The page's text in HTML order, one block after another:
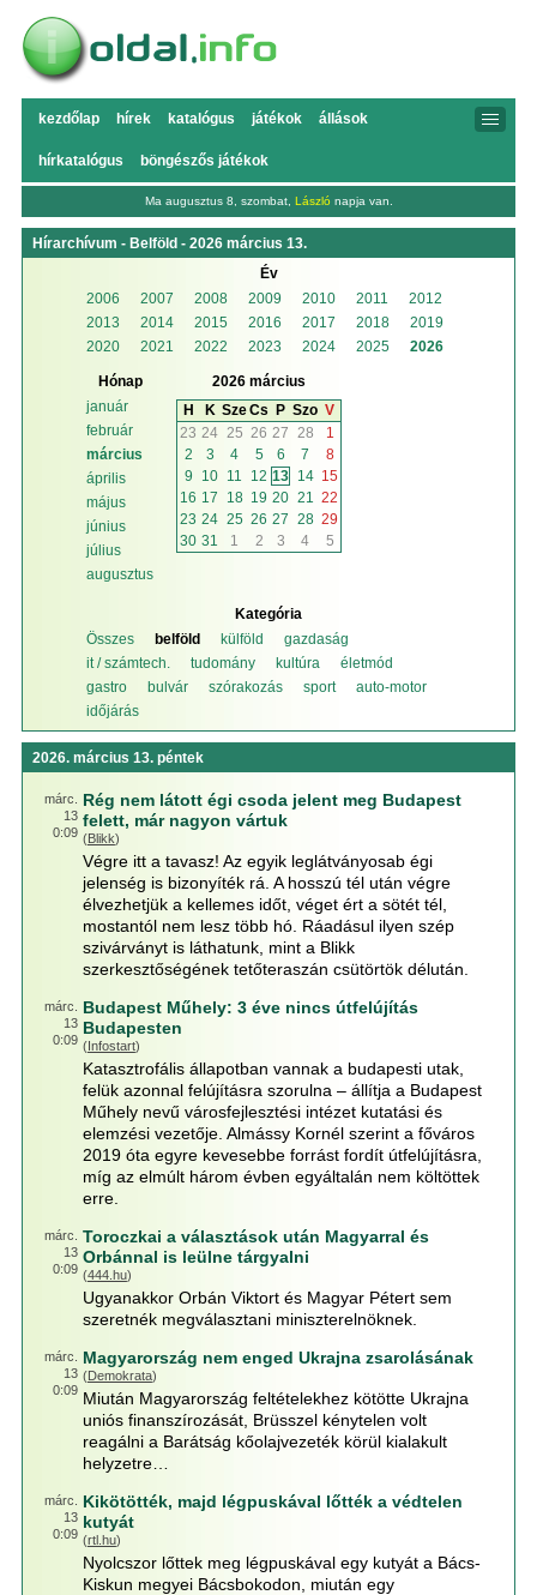
kezdőlap hírek katalógus játékok állások
hírkatalógus böngészős játékok
Ma augusztus 8, szombat, László napja van.
Hírarchívum - Belföld - 2026 március 13.
Év
2006
2007 2008 2009 2010 2011
2012
2013
2014 2015 2016 2017 2018
2019
2020
2021 2022 2023 2024 2025 2026
Hónap
január
február
március
április
május
június
július
augusztus
2026 március
H
K SzeCs P Szo V
23 24 25 26 27 28
1
2
3 4 5 6 7
8
9
10 11 12 13 14 15
16 17 18 19 20 21
22
23 24 25 26 27 28 29
30 31 1 2 3 4 5
Kategória
Összes
belföld külföld
gazdaság
it / számtech.
tudomány kultúra
életmód
gastro
bulvár szórakozás sport
auto-motor
időjárás
2026. március 13. péntek
márc.
13
0:09
Rég nem látott égi csoda jelent meg Budapest
felett, már nagyon vártuk
(Blikk)
Végre itt a tavasz! Az egyik leglátványosab égi
jelenség is bizonyíték rá. A hosszú tél után végre
élvezhetjük a kellemes időt, véget ért a sötét tél,
mostantól nem lesz több hó. Ráadásul ilyen szép
szivárványt is láthatunk, mint a Blikk
szerkesztőségének tetőteraszán csütörtök délután.
márc.
13
0:09
Budapest Műhely: 3 éve nincs útfelújítás
Budapesten
(Infostart)
Katasztrofális állapotban vannak a budapesti utak,
felük azonnal felújításra szorulna – állítja a Budapest
Műhely nevű városfejlesztési intézet kutatási és
elemzési vezetője. Almássy Kornél szerint a főváros
2019 óta egyre kevesebbe forrást fordít útfelújításra,
míg az elmúlt három évben egyáltalán nem költöttek
erre.
márc.
13
0:09
Toroczkai a választások után Magyarral és
Orbánnal is leülne tárgyalni
(444.hu)
Ugyanakkor Orbán Viktort és Magyar Pétert sem
szeretnék megválasztani miniszterelnöknek.
márc.
13
0:09
Magyarország nem enged Ukrajna zsarolásának
(Demokrata)
Miután Magyarország feltételekhez kötötte Ukrajna
uniós finanszírozását, Brüsszel kénytelen volt
reagálni a Barátság kőolajvezeték körül kialakult
helyzetre…
márc.
13
0:09
Kikötötték, majd légpuskával lőtték a védtelen
kutyát
(rtl.hu)
Nyolcszor lőttek meg légpuskával egy kutyát a Bács-
Kiskun megyei Bácsbokodon, miután egy